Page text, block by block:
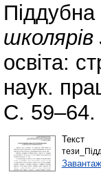
освіта:
наук.
С. 59–64.
Текст